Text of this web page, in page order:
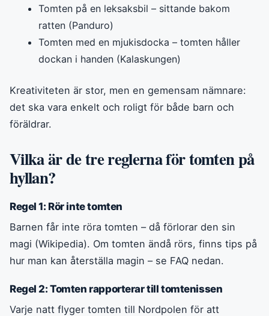
Tomten på en leksaksbil – sittande bakom
ratten (Panduro)
Tomten med en mjukisdocka – tomten håller
dockan i handen (Kalaskungen)
Kreativiteten är stor, men en gemensam nämnare:
det ska vara enkelt och roligt för både barn och
föräldrar.
Vilka är de tre reglerna för tomten på
hyllan?
Regel 1: Rör inte tomten
Barnen får inte röra tomten – då förlorar den sin
magi (Wikipedia). Om tomten ändå rörs, finns tips på
hur man kan återställa magin – se FAQ nedan.
Regel 2: Tomten rapporterar till tomtenissen
Varje natt flyger tomten till Nordpolen för att